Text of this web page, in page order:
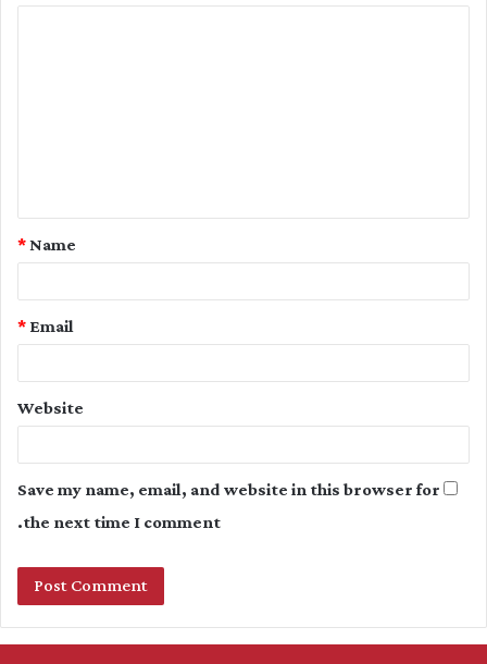
t
Name
*
Email
*
Website
Save my name, email, and website in this browser for
the next time I comment.